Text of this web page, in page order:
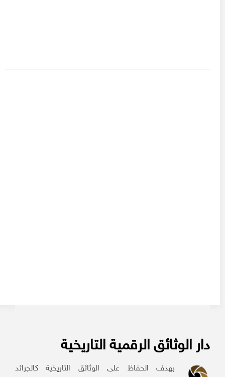
دار الوثائق الرقمية التاريخية
بهدف الحفاظ على الوثائق التاريخية كالجرائد